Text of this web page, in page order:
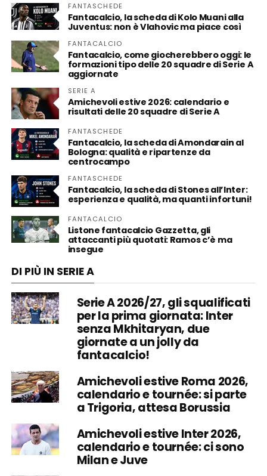
FANTASCHEDE
Fantacalcio, la scheda di Kolo Muani alla
Juventus: non è Vlahovic ma piace così
FANTACALCIO
Fantacalcio, come giocherebbero oggi: le
formazioni tipo delle 20 squadre di Serie A
aggiornate
SERIE A
Amichevoli estive 2026: calendario e
risultati delle 20 squadre di Serie A
FANTASCHEDE
Fantacalcio, la scheda di Amondarain al
Bologna: qualità e ripartenze da
centrocampo
FANTASCHEDE
Fantacalcio, la scheda di Stones all’Inter:
esperienza e qualità, ma quanti infortuni!
FANTACALCIO
Listone fantacalcio Gazzetta, gli
attaccanti più quotati: Ramos c’è ma
insegue
DI PIÙ IN SERIE A
Serie A 2026/27, gli squalificati
per la prima giornata: Inter
senza Mkhitaryan, due
giornate a un jolly da
fantacalcio!
Amichevoli estive Roma 2026,
calendario e tournée: si parte
a Trigoria, attesa Borussia
Amichevoli estive Inter 2026,
calendario e tournée: ci sono
Milan e Juve